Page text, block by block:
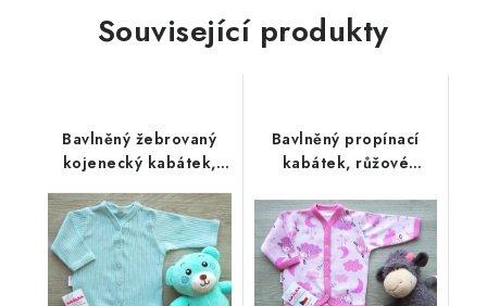
Související produkty
Bavlněný žebrovaný
kojenecký kabátek,
Bavlněný propínací
kabátek, růžové